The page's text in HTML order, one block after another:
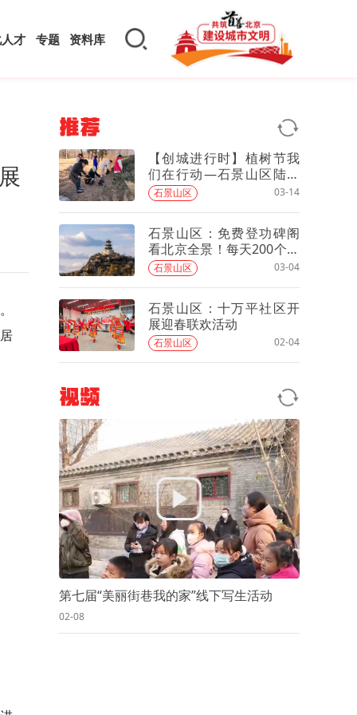
才 专题 资料库
推荐
【创城进行时】植树节我
们在行动—石景山区陆军
机关军营社区开展3·12植
树节绿地大扫除活动
石景山区 03-14
石景山区：免费登功碑阁
看北京全景！每天200个名
额，先到先得——
石景山区 03-04
石景山区：十万平社区开
展迎春联欢活动
石景山区 02-04
视频
第七届“美丽街巷我的家”线下写生活动
02-08